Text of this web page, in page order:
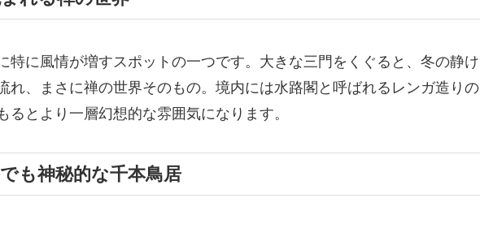
特に風情が増すスポットの一つです。大きな三門をくぐると、冬の静け
れ、まさに禅の世界そのもの。境内には水路閣と呼ばれるレンガ造りの
るとより一層幻想的な雰囲気になります。
も神秘的な千本鳥居